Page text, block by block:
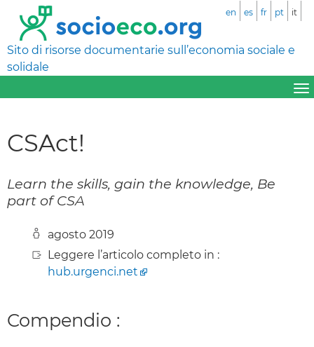
Sito di risorse documentarie sull’economia sociale e
solidale
en es fr pt it
CSAct!
Learn the skills, gain the knowledge, Be
part of CSA
agosto 2019
Leggere l’articolo completo in :
hub.urgenci.net
Compendio :